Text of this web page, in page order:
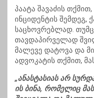
პაატა შავაძის
ინციდენტის შემდეგ,
საცხოვრებლად.
თავდაპირველად
მალევე დატოვა და
ადვოკატის თქმით,
„ანასტასიას არ
ის ბინა, რომელიც